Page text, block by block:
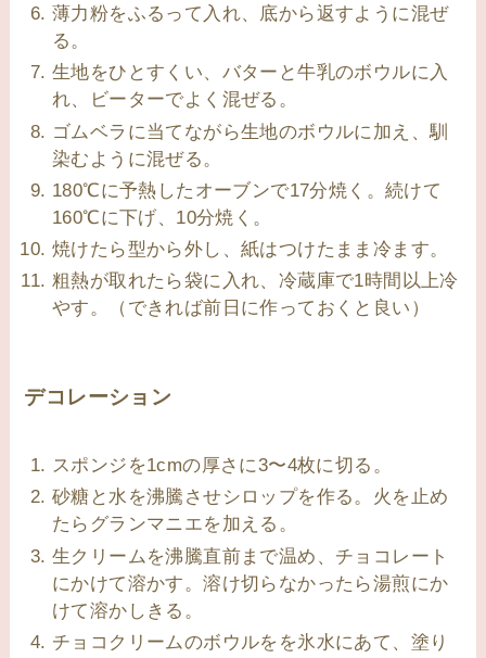
薄力粉をふるって入れ、底から返すように混ぜ
る。
生地をひとすくい、バターと牛乳のボウルに入
れ、ビーターでよく混ぜる。
ゴムベラに当てながら生地のボウルに加え、馴
染むように混ぜる。
180℃に予熱したオーブンで17分焼く。続けて
160℃に下げ、10分焼く。
焼けたら型から外し、紙はつけたまま冷ます。
粗熱が取れたら袋に入れ、冷蔵庫で1時間以上冷
やす。（できれば前日に作っておくと良い）
デコレーション
スポンジを1cmの厚さに3〜4枚に切る。
砂糖と水を沸騰させシロップを作る。火を止め
たらグランマニエを加える。
生クリームを沸騰直前まで温め、チョコレート
にかけて溶かす。溶け切らなかったら湯煎にか
けて溶かしきる。
チョコクリームのボウルをを氷水にあて、塗り